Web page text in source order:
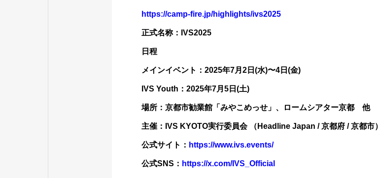
https://camp-fire.jp/highlights/ivs2025
正式名称：IVS2025
日程
メインイベント：2025年7月2日(水)〜4日(金)
IVS Youth：2025年7月5日(土)
場所：京都市勧業館「みやこめっせ」、ロームシアター京都 他
主催：IVS KYOTO実行委員会 （Headline Japan / 京都府 / 京都市）
公式サイト： https://www.ivs.events/
公式SNS： https://x.com/IVS_Official